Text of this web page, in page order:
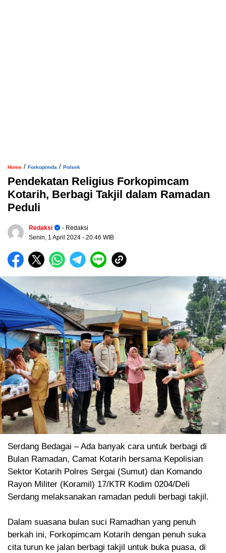
Home / Forkopimda / Polsek
Pendekatan Religius Forkopimcam
Kotarih, Berbagi Takjil dalam Ramadan
Peduli
Redaksi
- Redaksi
Senin, 1 April 2024 - 20:46 WIB
Serdang Bedagai – Ada banyak cara untuk berbagi di
Bulan Ramadan, Camat Kotarih bersama Kepolisian
Sektor Kotarih Polres Sergai (Sumut) dan Komando
Rayon Militer (Koramil) 17/KTR Kodim 0204/Deli
Serdang melaksanakan ramadan peduli berbagi takjil.
Dalam suasana bulan suci Ramadhan yang penuh
berkah ini, Forkopimcam Kotarih dengan penuh suka
cita turun ke jalan berbagi takjil untuk buka puasa, di